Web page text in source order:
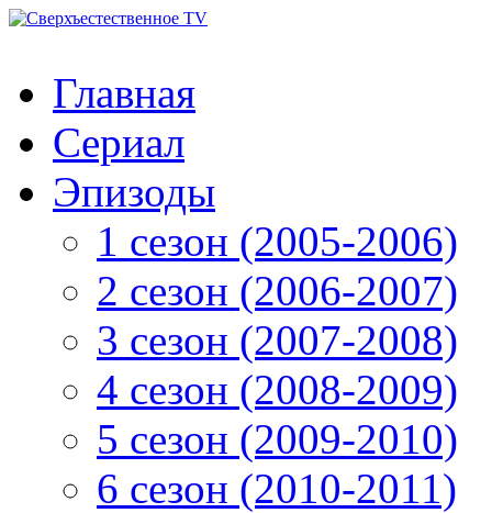
Главная
Сериал
Эпизоды
1 сезон (2005-2006)
2 сезон (2006-2007)
3 сезон (2007-2008)
4 сезон (2008-2009)
5 сезон (2009-2010)
6 сезон (2010-2011)